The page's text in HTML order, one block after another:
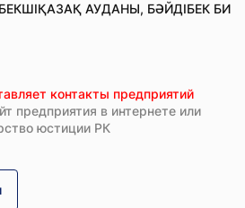
АУДАНЫ, БӘЙДІБЕК БИ
контакты предприятий
предприятия в интернете или
юстиции РК